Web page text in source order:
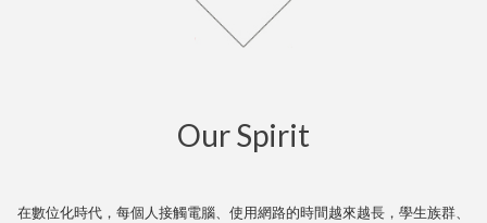
Our Spirit
在數位化時代，每個人接觸電腦、使用網路的時間越來越長，學生族群、